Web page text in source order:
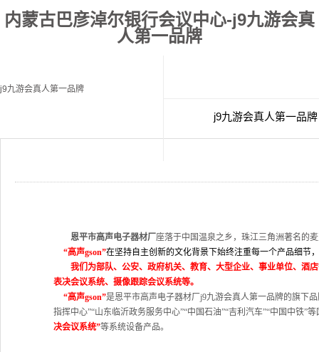
内蒙古巴彦淖尔银行会议中心-j9九游会真
人第一品牌
j9九游会真人第一品牌
j9九游会真人第一品牌
恩平市高声电子器材厂座落于中国温泉之乡，珠江三角洲著名的
“高声gson”在坚持自主创新的文化背景下始终注重每一个产品细节
我们为部队、公安、政府机关、教育、大型企业、事业单位、酒
表决会议系统、摄像跟踪会议系统等。
“高声gson”是恩平市高声电子器材厂j9九游会真人第一品牌的旗下
指挥中心”“山东临沂政务服务中心”“中国石油”“吉利汽车”“中国中铁”
决会议系统”等系统设备产品。